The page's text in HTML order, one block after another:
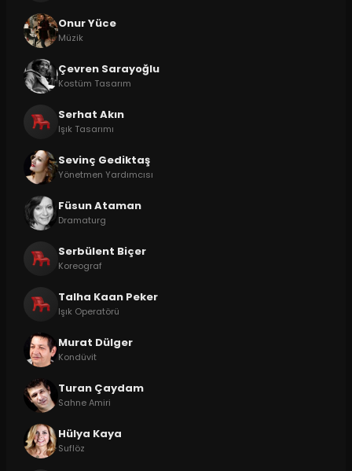
Onur Yüce
Müzik
Çevren Sarayoğlu
Kostüm Tasarım
Serhat Akın
Işık Tasarımı
Sevinç Gediktaş
Yönetmen Yardımcısı
Füsun Ataman
Dramaturg
Serbülent Biçer
Koreograf
Talha Kaan Peker
Işık Operatörü
Murat Dülger
Kondüvit
Turan Çaydam
Sahne Amiri
Hülya Kaya
Suflöz